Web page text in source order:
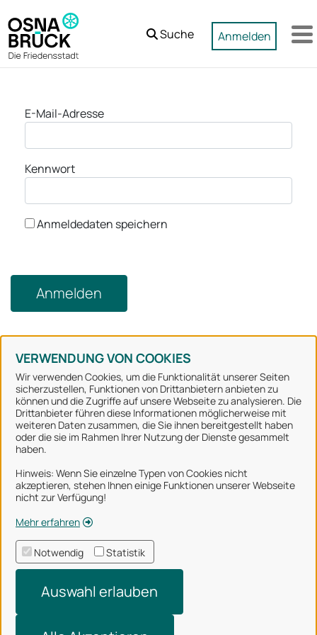
Zum Hauptinhalt springen
VERWENDUNG VON COOKIES
Wir verwenden Cookies, um die Funktionalität unserer Seiten
sicherzustellen, Funktionen von Drittanbietern anbieten zu
können und die Zugriffe auf unsere Webseite zu analysieren. Die
Drittanbieter führen diese Informationen möglicherweise mit
weiteren Daten zusammen, die Sie ihnen bereitgestellt haben
oder die sie im Rahmen Ihrer Nutzung der Dienste gesammelt
haben.
Hinweis: Wenn Sie einzelne Typen von Cookies nicht
akzeptieren, stehen Ihnen einige Funktionen unserer Webseite
nicht zur Verfügung!
Mehr erfahren
Notwendig Statistik
Auswahl erlauben
Suche Anmelden
Anmeldung
E-Mail-Adresse
Kennwort
Anmeldedaten speichern
Anmelden
Stadt Osnabrück
Alle Rechte vorbehalten
Über uns
Impressum
Datenschutzerklärung